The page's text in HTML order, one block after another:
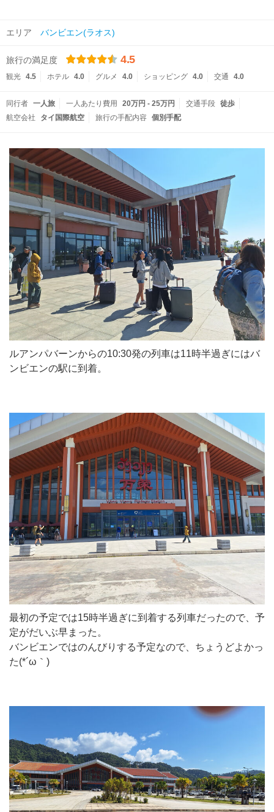
エリア バンビエン(ラオス)
旅行の満足度 4.5
観光 4.5 ホテル 4.0 グルメ 4.0 ショッピング 4.0 交通 4.0
同行者 一人旅 一人あたり費用 20万円 - 25万円 交通手段 徒歩
航空会社
タイ国際航空 旅行の手配内容 個別手配
ルアンパバーンからの10:30発の列車は11時半過ぎにはバ
ンビエンの駅に到着。
最初の予定では15時半過ぎに到着する列車だったので、予
定がだいぶ早まった。
バンビエンではのんびりする予定なので、ちょうどよかっ
た(*´ω｀)